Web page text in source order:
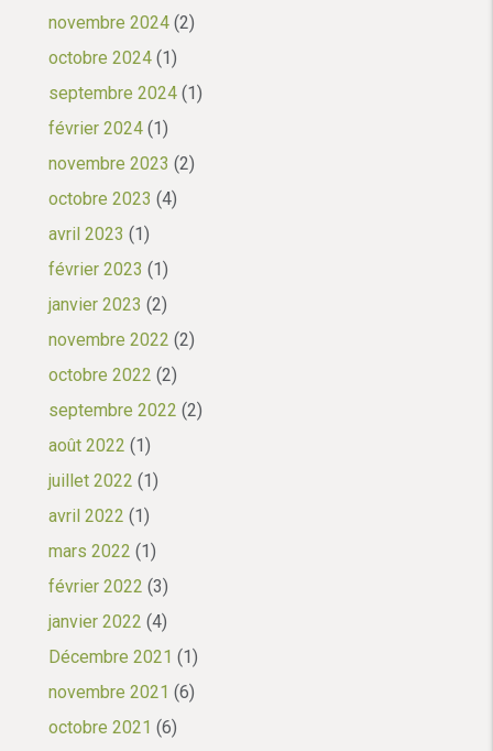
novembre 2024 (2)
octobre 2024 (1)
septembre 2024 (1)
février 2024 (1)
novembre 2023 (2)
octobre 2023 (4)
avril 2023 (1)
février 2023 (1)
janvier 2023 (2)
novembre 2022 (2)
octobre 2022 (2)
septembre 2022 (2)
août 2022 (1)
juillet 2022 (1)
avril 2022 (1)
mars 2022 (1)
février 2022 (3)
janvier 2022 (4)
Décembre 2021 (1)
novembre 2021 (6)
octobre 2021 (6)